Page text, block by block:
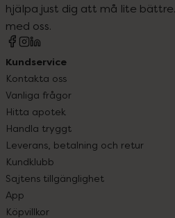
hjälpa just dig att må lite
med oss.
Kundservice
Kontakta oss
Vanliga frågor
Hitta apotek
Handla tryggt
Leverans, betalning och retur
Kundklubb
Sajtens tillgänglighet
App
Köpvillkor